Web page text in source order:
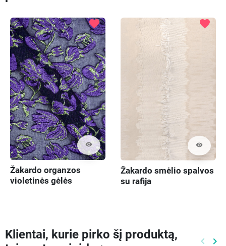
visibility
favorite
Žakardo organzos
violetinės gėlės
visibility
favorite
Žakardo smėlio spalvos
su rafija
Klientai, kurie pirko šį produktą,
keyboard_arrow_left keyboard_arrow_right